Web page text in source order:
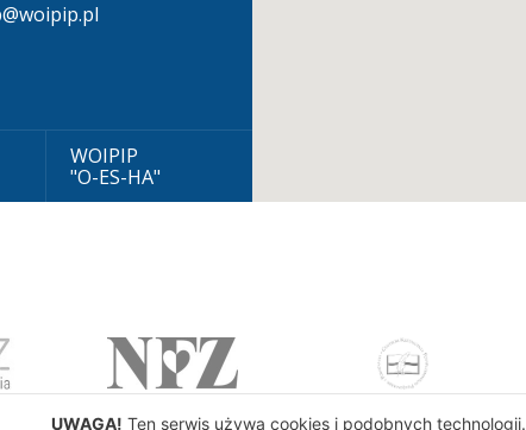
WOIPIP
"O-ES-HA"
UWAGA! Ten serwis używa cookies i podobnych technologii.